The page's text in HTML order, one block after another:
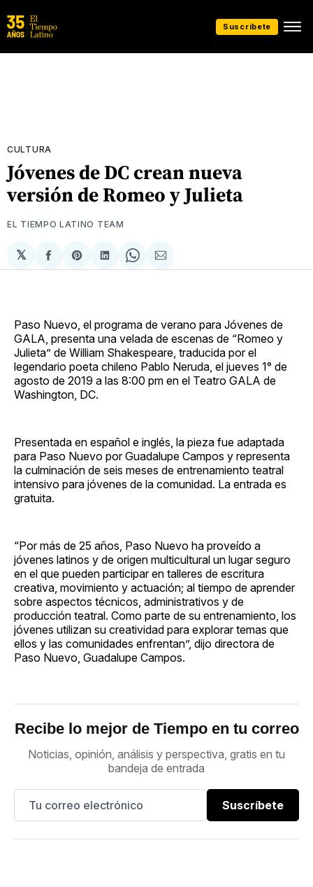
Suscríbete
CULTURA
Jóvenes de DC crean nueva
versión de Romeo y Julieta
EL TIEMPO LATINO TEAM
𝕏
Compartir
en
Share
on
Compartir
en
Share
on
Compartir
via
Paso Nuevo, el programa de verano para Jóvenes de
GALA, presenta una velada de escenas de “Romeo y
Julieta” de William Shakespeare, traducida por el
legendario poeta chileno Pablo Neruda, el jueves 1° de
agosto de 2019 a las 8:00 pm en el Teatro GALA de
Washington, DC.
Presentada en español e inglés, la pieza fue adaptada
para Paso Nuevo por Guadalupe Campos y representa
la culminación de seis meses de entrenamiento teatral
intensivo para jóvenes de la comunidad. La entrada es
gratuita.
“Por más de 25 años, Paso Nuevo ha proveído a
jóvenes latinos y de origen multicultural un lugar seguro
en el que pueden participar en talleres de escritura
creativa, movimiento y actuación; al tiempo de aprender
sobre aspectos técnicos, administrativos y de
producción teatral. Como parte de su entrenamiento, los
jóvenes utilizan su creatividad para explorar temas que
ellos y las comunidades enfrentan”, dijo directora de
Paso Nuevo, Guadalupe Campos.
Recibe lo mejor de Tiempo en tu correo
Noticias, opinión, análisis y perspectiva, gratis en tu
bandeja de entrada
Suscríbete